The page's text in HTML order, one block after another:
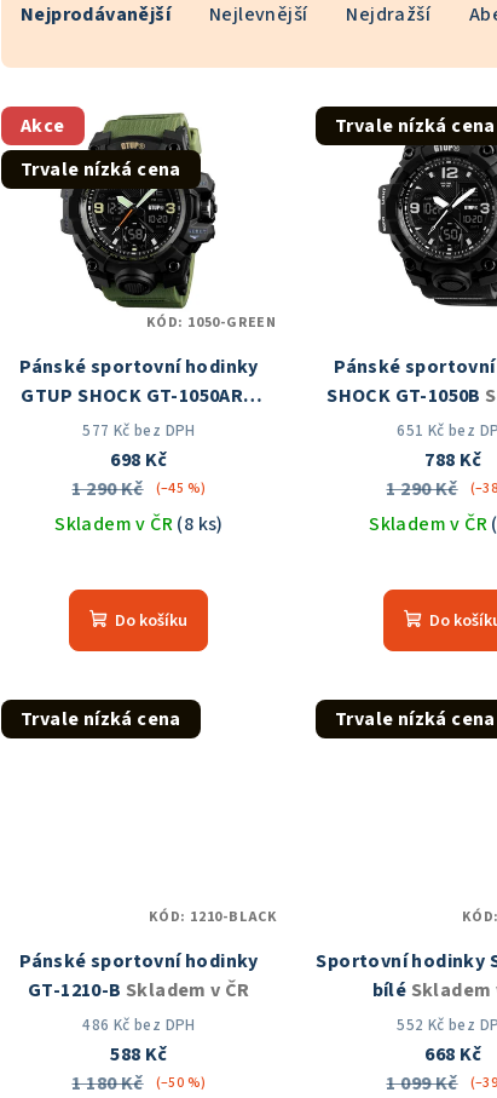
a
z
e
n
o
d
Nejprodávanější Nejlevnější Nejdražší
V
ý
p
Akce
Trvale nízká cena
Pánské sportovní hodinky
GTUP SHOCK GT-1050ARG
Skladem v ČR
577 Kč bez DPH
698 Kč
1 290 Kč
(–45 %)
Skladem v ČR(8 ks)
hodnocení
produktu
je
z
5
Do košíku
KÓD: 1050-GREEN
Trvale nízká cena
Pánské
SHOCK GT-1050B
ČR
651 Kč bez
788 Kč
1 290 Kč
Skladem v ČR
je
z
5
Do
Trvale nízká cena
Pánské sportovní hodinky
GT-1210-B Skladem v ČR
486 Kč bez DPH
588 Kč
1 180 Kč
(–50 %)
KÓD: 1210-BLACK
Trvale nízká cena
Sportovní hodinky
bílé Skladem
552 Kč bez
668 Kč
1 099 Kč
KÓD: